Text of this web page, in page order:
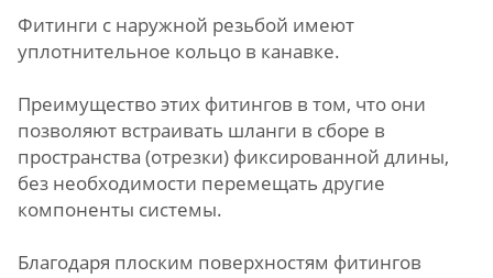
Фитинги с наружной резьбой имеют
уплотнительное кольцо в канавке.
Преимущество этих фитингов в том, что они
позволяют встраивать шланги в сборе в
пространства (отрезки) фиксированной длины,
без необходимости перемещать другие
компоненты системы.
Благодаря плоским поверхностям фитингов